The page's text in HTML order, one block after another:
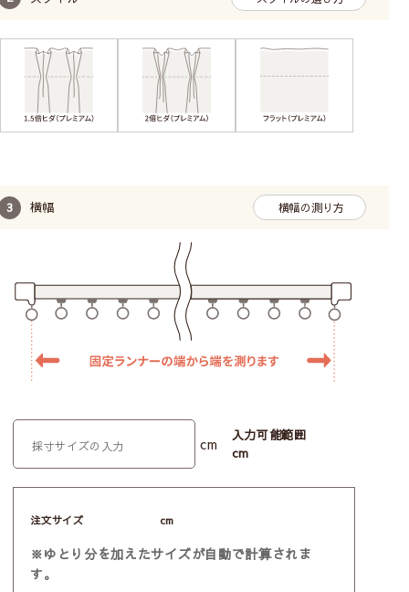
横幅 横幅の測り方
cm
入力可能範囲
cm
注文サイズ cm
※ゆとり分を加えたサイズが自動で計算されま
す。